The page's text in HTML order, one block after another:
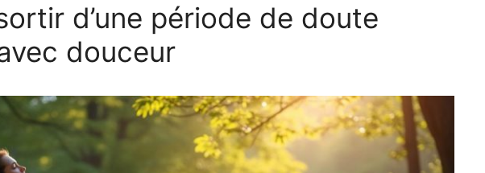
d’une période de doute
douceur